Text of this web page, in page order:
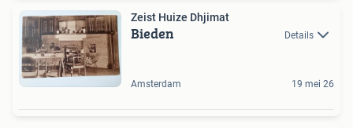
Zeist Huize Dhjimat
Bieden Details
Amsterdam 19 mei 26